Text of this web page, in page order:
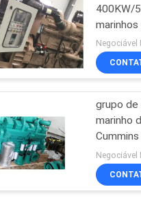
do
de
400KW/
botes
Negociável
grupo de
marinho
Cummins
60 hertz
CCFJ-
Negociável